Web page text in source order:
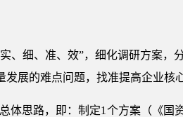
、细、准、效”，细化调研方案
展的难点问题，找准提高企业核
体思路，即：制定1个方案（《